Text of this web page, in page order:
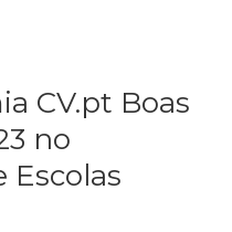
CV.pt Boas
no